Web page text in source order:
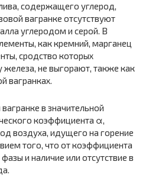
содержащего углерод,
вагранке отсутствуют
углеродом и серой. В
как кремний, марганец
сродство которых
не выгорают, также как
вагранках.
в значительной
коэффициента α,
воздуха, идущего на горение
того, что от коэффициента
и наличие или отсутствие в